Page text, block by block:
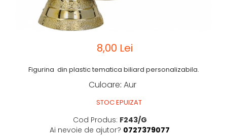
8,00 Lei
Figurina din plastic tematica biliard personalizabila.
Culoare: Aur
STOC EPUIZAT
Cod Produs: F243/G
Ai nevoie de ajutor? 0727379077